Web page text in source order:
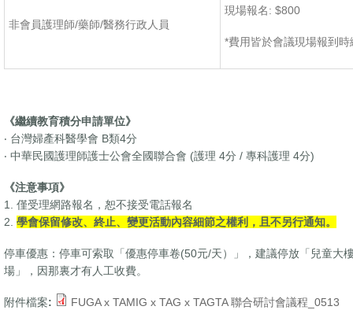
非會員護理師/藥師/醫務行政人員
現場報名: $800
*費用皆於會議現場報到時
《繼續教育積分申請單位》
‧ 台灣婦產科醫學會 B類4分
‧ 中華民國護理師護士公會全國聯合會 (護理 4分 / 專科護理 4分)
《注意事項》
1. 僅受理網路報名，恕不接受電話報名
2. 學會保留修改、終止、變更活動內容細節之權利，且不另行通知。
停車優惠：停車可索取「優惠停車卷(50元/天）」，建議停放「兒童大
場」，因那裏才有人工收費。
附件檔案: FUGA x TAMIG x TAG x TAGTA 聯合研討會議程_0513